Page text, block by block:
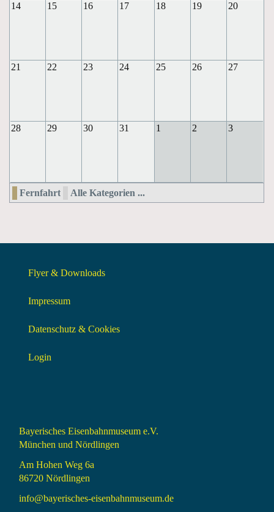
14 15 16 17 18 19 20
21 22 23 24 25 26 27
28 29 30 31 1 2 3
Fernfahrt Alle Kategorien ...
Flyer & Downloads
Impressum
Datenschutz & Cookies
Login
Bayerisches Eisenbahnmuseum e.V.
München und Nördlingen
Am Hohen Weg 6a
86720 Nördlingen
info@bayerisches-eisenbahnmuseum.de